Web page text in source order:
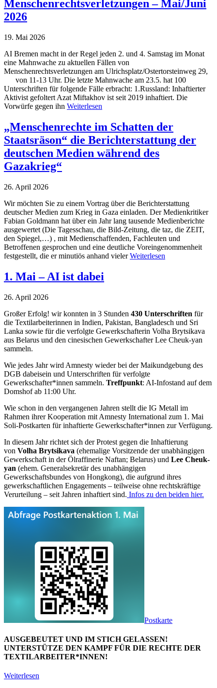
Menschenrechtsverletzungen – Mai/Juni
2026
19. Mai 2026
AI Bremen macht in der Regel jeden 2. und 4. Samstag im Monat
eine Mahnwache zu aktuellen Fällen von
Menschenrechtsverletzungen am Ulrichsplatz/Ostertorsteinweg 29,
von 11-13 Uhr. Die letzte Mahnwache am 23.5. hat 100
Unterschriften für folgende Fälle erbracht: 1.Russland: Inhaftierter
Aktivist gefoltert Azat Miftakhov ist seit 2019 inhaftiert. Die
Vorwürfe gegen ihn Weiterlesen
„Menschenrechte im Schatten der
Staatsräson“ die Berichterstattung der
deutschen Medien während des
Gazakrieg“
26. April 2026
Wir möchten Sie zu einem Vortrag über die Berichterstattung
deutscher Medien zum Krieg in Gaza einladen. Der Medienkritiker
Fabian Goldmann hat über ein Jahr lang tausende Medienberichte
ausgewertet (Die Tagesschau, die Bild-Zeitung, die taz, die ZEIT,
den Spiegel,…) , mit Medienschaffenden, Fachleuten und
Betroffenen gesprochen und eine deutliche Voreingenommenheit
festgestellt, die er minutiös anhand vielerWeiterlesen
1. Mai – AI ist dabei
26. April 2026
Großer Erfolg! wir konnten in 3 Stunden 430 Unterschriften für
die Textilarbeiterinnen in Indien, Pakistan, Bangladesch und Sri
Lanka sowie für die verfolgte Gewerkschafterin Volha Brytsikava
aus Belarus und den cinesischen Gewerkschafter Lee Cheuk-yan
sammeln.
Wie jedes Jahr wird Amnesty wieder bei der Maikundgebung des
DGB dabeisein und Unterschriften für verfolgte
Gewerkschafter*innen sammeln. Treffpunkt: AI-Infostand auf dem
Domshof ab 11:00 Uhr.
Wie schon in den vergangenen Jahren stellt die IG Metall im
Rahmen ihrer Kooperation mit Amnesty International zum 1. Mai
Soli-Postkarten für inhaftierte Gewerkschafter*innen zur Verfügung.
In diesem Jahr richtet sich der Protest gegen die Inhaftierung
von Volha Brytsikava (ehemalige Vorsitzende der unabhängigen
Gewerkschaft in der Ölraffinerie Naftan; Belarus) und Lee Cheuk-
yan (ehem. Generalsekretär des unabhängigen
Gewerkschaftsbundes von Hongkong), die aufgrund ihres
gewerkschaftlichen Engagements – teilweise ohne rechtskräftige
Verurteilung – seit Jahren inhaftiert sind. Infos zu den beiden hier.
Postkarte
AUSGEBEUTET UND IM STICH GELASSEN!
UNTERSTÜTZE DEN KAMPF FÜR DIE RECHTE DER
TEXTILARBEITER*INNEN!
Weiterlesen